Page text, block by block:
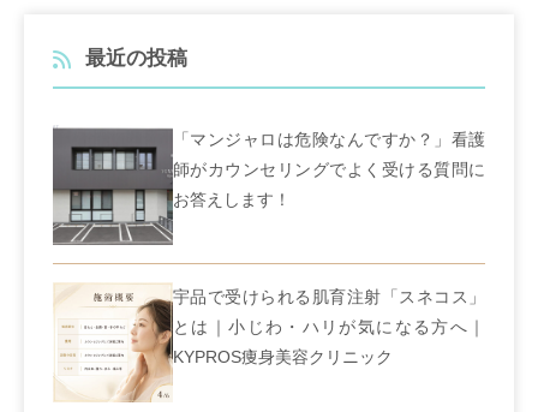
最近の投稿
「マンジャロは危険なんですか？」看護
師がカウンセリングでよく受ける質問に
お答えします！
宇品で受けられる肌育注射「スネコス」
とは｜小じわ・ハリが気になる方へ｜
KYPROS痩身美容クリニック